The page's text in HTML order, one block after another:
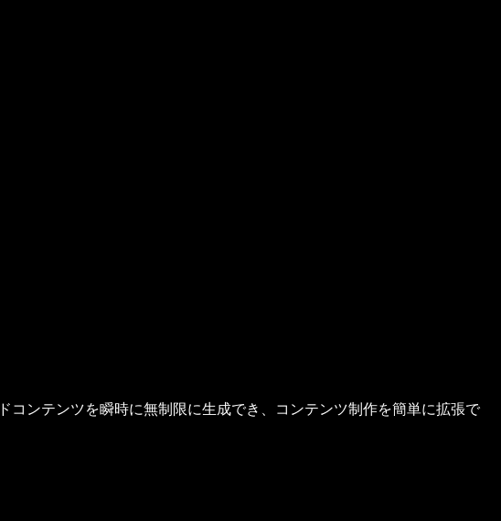
ンテンツを瞬時に無制限に生成でき、コンテンツ制作を簡単に拡張で